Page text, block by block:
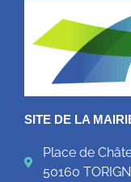
SITE DE LA
Place de
50160